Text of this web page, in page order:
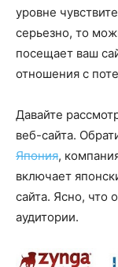
уровне
серьезно, то
посещает ваш
отношения с
Давайте
веб-сайта.
Япония,
включает
сайта. Ясно, что
аудитории.